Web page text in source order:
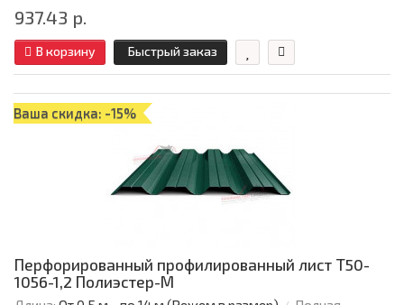
937.43 р.
В корзину Быстрый заказ
Ваша скидка: -15%
Перфорированный профилированный лист Т50-
1056-1,2 Полиэстер-М